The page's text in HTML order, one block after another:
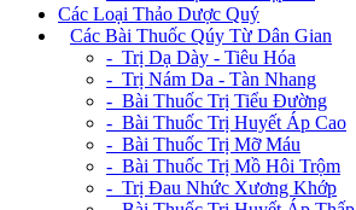
Các Loại Thảo Dược Quý
Các Bài Thuốc Qúy Từ Dân Gian
- Trị Dạ Dày - Tiêu Hóa
- Trị Nám Da - Tàn Nhang
- Bài Thuốc Trị Tiểu Đường
- Bài Thuốc Trị Huyết Áp Cao
- Bài Thuốc Trị Mỡ Máu
- Bài Thuốc Trị Mồ Hôi Trộm
- Trị Đau Nhức Xương Khớp